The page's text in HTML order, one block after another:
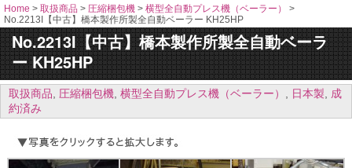
Home > 取扱商品 > 圧縮梱包機 > 横型全自動プレス機（ベーラー）
>
No.2213I【中古】橋本製作所製全自動ベーラー KH25HP
No.2213I【中古】橋本製作所製全自動ベーラ
ー KH25HP
取扱商品, 圧縮梱包機, 横型全自動プレス機（ベーラー） , 日本製, 成
約済み